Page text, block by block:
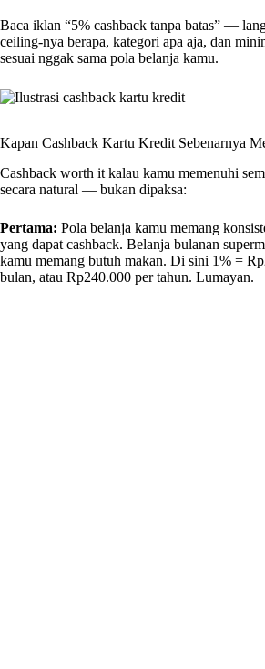
Baca iklan “5% cashback tanpa batas” —
ceiling-nya berapa, kategori apa aja, dan
sesuai nggak sama pola belanja kamu.
Kapan Cashback Kartu Kredit Sebenarnya
Cashback worth it kalau kamu memenuhi
secara natural — bukan dipaksa:
Pertama: Pola belanja kamu memang
yang dapat cashback. Belanja bulanan
kamu memang butuh makan. Di sini 1% =
bulan, atau Rp240.000 per tahun. Lumayan.